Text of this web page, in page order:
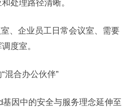
处理路径清晰。
、企业员工日常会议室、需要
度室。
混合办公伙伴”
因中的安全与服务理念延伸至